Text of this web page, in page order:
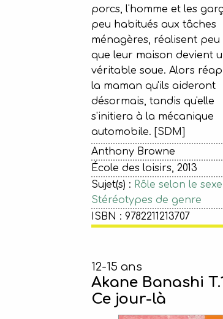
porcs, l'homme et les
peu habitués aux tâches
ménagères, réalisent peu
que leur maison devient
véritable soue. Alors
la maman qu'ils aideront
désormais, tandis qu'elle
s'initiera à la mécanique
automobile. [SDM]
Anthony Browne
École des loisirs, 2013
Sujet(s) : Rôle selon le sexe
Stéréotypes de genre
ISBN : 9782211213707
12-15 ans
Akane Banashi
Ce jour-là